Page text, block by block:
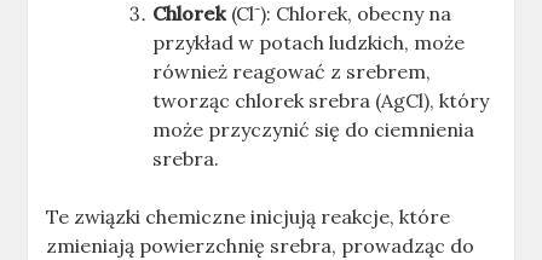
Chlorek(Cl⁻): Chlorek, obecny na
przykład w potach ludzkich, może
również reagować z srebrem,
tworząc chlorek srebra (AgCl), który
może przyczynić się do ciemnienia
srebra.
Te związki chemiczne inicjują reakcje, które
zmieniają powierzchnię srebra, prowadząc do